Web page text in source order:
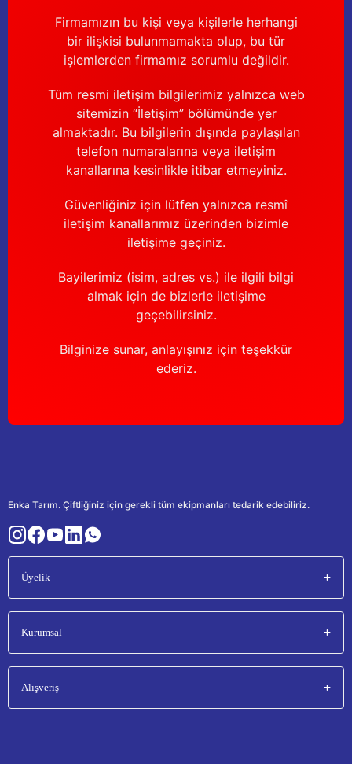
Firmamızın bu kişi veya kişilerle herhangi
bir ilişkisi bulunmamakta olup, bu tür
işlemlerden firmamız sorumlu değildir.
Tüm resmi iletişim bilgilerimiz yalnızca web
sitemizin “İletişim” bölümünde yer
almaktadır. Bu bilgilerin dışında paylaşılan
telefon numaralarına veya iletişim
kanallarına kesinlikle itibar etmeyiniz.
Güvenliğiniz için lütfen yalnızca resmî
iletişim kanallarımız üzerinden bizimle
iletişime geçiniz.
Bayilerimiz (isim, adres vs.) ile ilgili bilgi
almak için de bizlerle iletişime
geçebilirsiniz.
Bilginize sunar, anlayışınız için teşekkür
ederiz.
Enka Tarım. Çiftliğiniz için gerekli tüm ekipmanları tedarik edebiliriz.
Üyelik
Kurumsal
Alışveriş